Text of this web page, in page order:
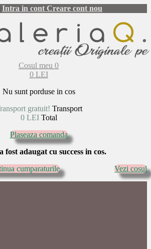
Intra in cont Creare cont nou
Cosul meu 0
0 LEI
Nu sunt porduse in cos
gratuit! Transport
0 LEI Total
Plaseaza comanda
fost adaugat cu success in cos.
cumparaturile
Vezi cosul